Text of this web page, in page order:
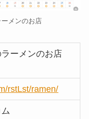
メンのお店
ーメンのお店
rstLst/ramen/